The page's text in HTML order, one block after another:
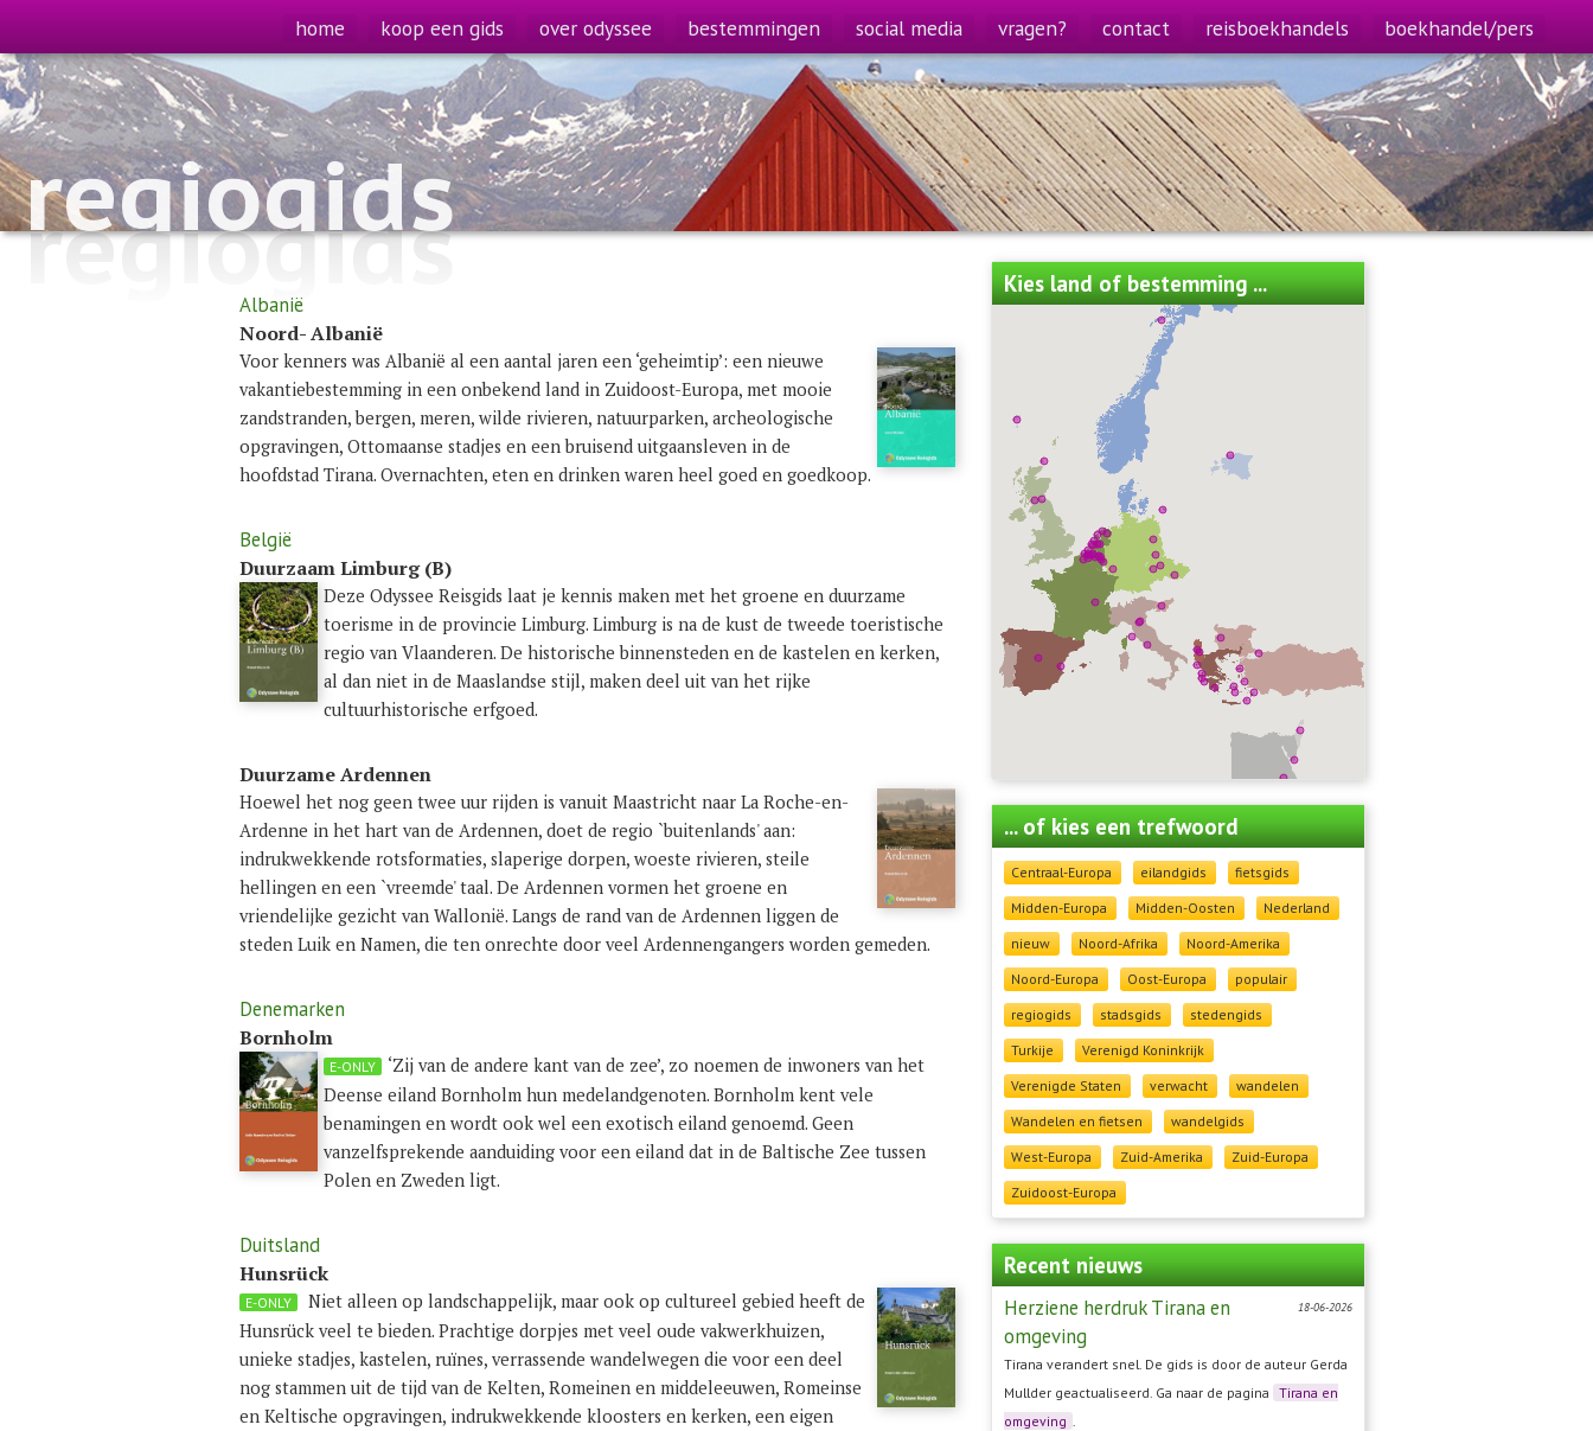
home koop een gids over odyssee bestemmingen social media vragen? contact reisboekhandels boekhandel/pers
regiogids
regiogids
Kies land of bestemming ...
... of kies een trefwoord
Centraal-Europa eilandgids
fietsgids
Midden-Europa
Midden-Oosten
Nederland
nieuw
Noord-Afrika
Noord-Amerika
Noord-Europa
Oost-Europa
populair
regiogids
stadsgids
stedengids
Turkije
Verenigd Koninkrijk
Verenigde Staten
verwacht
wandelen
Wandelen en fietsen
wandelgids
West-Europa
Zuid-Amerika
Zuid-Europa
Zuidoost-Europa
Recent nieuws
18-06-2026
Herziene herdruk Tirana en
omgeving
Tirana verandert snel. De gids is door de auteur Gerda
Mullder geactualiseerd. Ga naar de pagina Tirana en
omgeving .
Albanië
Noord- Albanië
Voor kenners was Albanië al een aantal jaren een ‘geheimtip’: een nieuwe
vakantiebestemming in een onbekend land in Zuidoost-Europa, met mooie
zandstranden, bergen, meren, wilde rivieren, natuurparken, archeologische
opgravingen, Ottomaanse stadjes en een bruisend uitgaansleven in de
hoofdstad Tirana. Overnachten, eten en drinken waren heel goed en goedkoop.
België
Duurzaam Limburg (B)
Deze Odyssee Reisgids laat je kennis maken met het groene en duurzame
toerisme in de provincie Limburg. Limburg is na de kust de tweede toeristische
regio van Vlaanderen. De historische binnensteden en de kastelen en kerken,
al dan niet in de Maaslandse stijl, maken deel uit van het rijke
cultuurhistorische erfgoed.
Duurzame Ardennen
Hoewel het nog geen twee uur rijden is vanuit Maastricht naar La Roche-en-
Ardenne in het hart van de Ardennen, doet de regio `buitenlands' aan:
indrukwekkende rotsformaties, slaperige dorpen, woeste rivieren, steile
hellingen en een `vreemde' taal. De Ardennen vormen het groene en
vriendelijke gezicht van Wallonië. Langs de rand van de Ardennen liggen de
steden Luik en Namen, die ten onrechte door veel Ardennengangers worden gemeden.
Denemarken
Bornholm
E-ONLY
‘Zij van de andere kant van de zee’, zo noemen de inwoners van het
Deense eiland Bornholm hun medelandgenoten. Bornholm kent vele
benamingen en wordt ook wel een exotisch eiland genoemd. Geen
vanzelfsprekende aanduiding voor een eiland dat in de Baltische Zee tussen
Polen en Zweden ligt.
Duitsland
Hunsrück
E-ONLY
Niet alleen op landschappelijk, maar ook op cultureel gebied heeft de
Hunsrück veel te bieden. Prachtige dorpjes met veel oude vakwerkhuizen,
unieke stadjes, kastelen, ruïnes, verrassende wandelwegen die voor een deel
nog stammen uit de tijd van de Kelten, Romeinen en middeleeuwen, Romeinse
en Keltische opgravingen, indrukwekkende kloosters en kerken, een eigen